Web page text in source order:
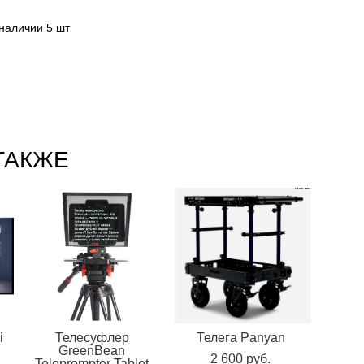
5 шт
Телесуфлер
GreenBean
Телега Panyan
2 600 pуб.